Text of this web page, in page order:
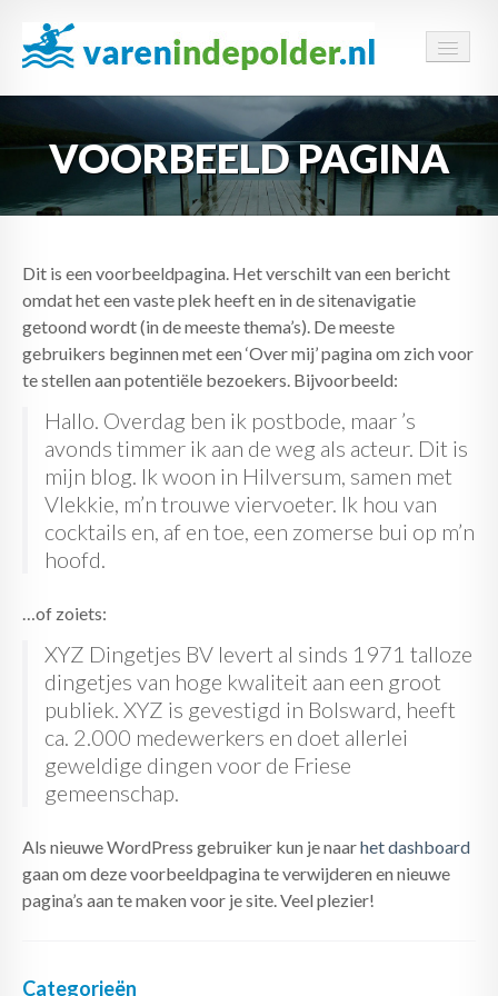
VAARROUTES
NIEUWS
INFORMATIE
CONTACT
VOORBEELD PAGINA
Dit is een voorbeeldpagina. Het verschilt van een bericht
omdat het een vaste plek heeft en in de sitenavigatie
getoond wordt (in de meeste thema’s). De meeste
gebruikers beginnen met een ‘Over mij’ pagina om zich voor
te stellen aan potentiële bezoekers. Bijvoorbeeld:
Hallo. Overdag ben ik postbode, maar ’s
avonds timmer ik aan de weg als acteur. Dit is
mijn blog. Ik woon in Hilversum, samen met
Vlekkie, m’n trouwe viervoeter. Ik hou van
cocktails en, af en toe, een zomerse bui op m’n
hoofd.
…of zoiets:
XYZ Dingetjes BV levert al sinds 1971 talloze
dingetjes van hoge kwaliteit aan een groot
publiek. XYZ is gevestigd in Bolsward, heeft
ca. 2.000 medewerkers en doet allerlei
geweldige dingen voor de Friese
gemeenschap.
Als nieuwe WordPress gebruiker kun je naarhet dashboard
gaan om deze voorbeeldpagina te verwijderen en nieuwe
pagina’s aan te maken voor je site. Veel plezier!
Categorieën